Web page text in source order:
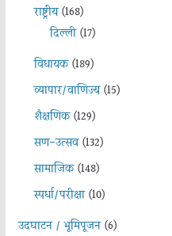
राष्ट्रीय(168)
दिल्ली(17)
विधायक(189)
व्यापार/वाणिज्य(15)
शैक्षणिक(129)
सण-उत्सव(132)
सामाजिक(148)
स्पर्धा/परीक्षा(10)
उदघाटन / भूमिपूजन(6)